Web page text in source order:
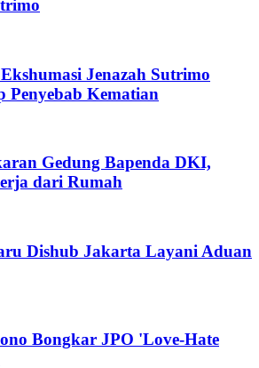
Jenazah Sutrimo
Penyebab Kematian
Gedung Bapenda DKI,
dari Rumah
Dishub Jakarta Layani Aduan
Bongkar JPO 'Love-Hate